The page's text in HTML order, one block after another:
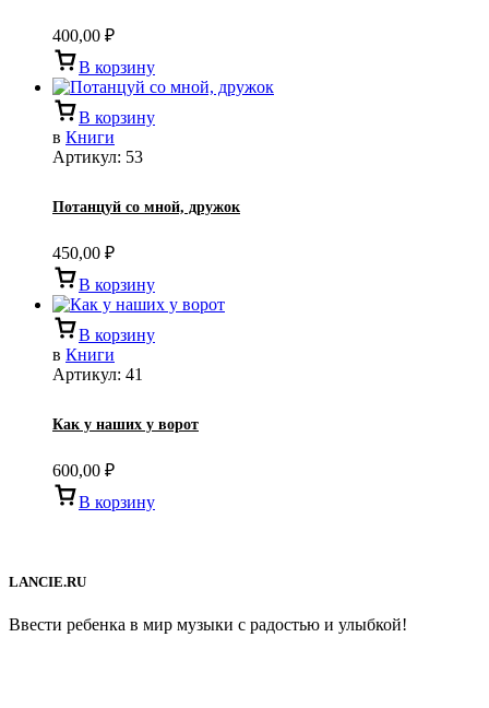
400,00 ₽
В корзину
В корзину
в Книги
Артикул: 53
Потанцуй со мной, дружок
450,00 ₽
В корзину
В корзину
в Книги
Артикул: 41
Как у наших у ворот
600,00 ₽
В корзину
LANCIE.RU
Ввести ребенка в мир музыки с радостью и улыбкой!